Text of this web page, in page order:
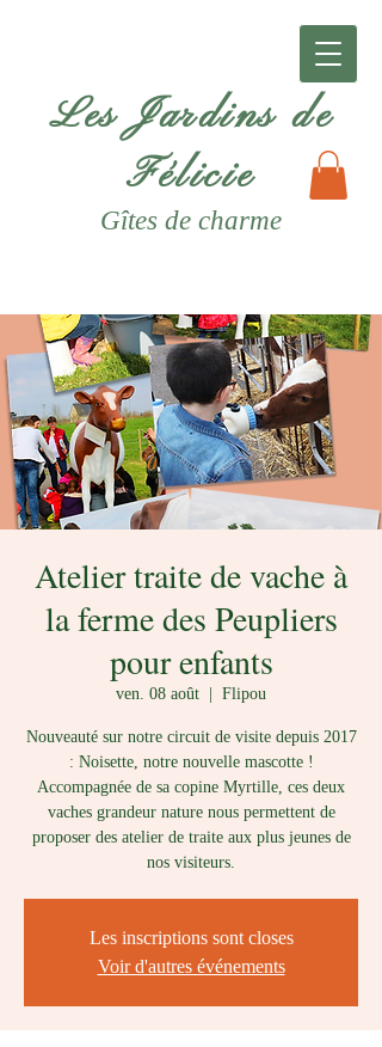
Les Jardins de
Félicie
Gîtes de charme
Atelier traite de vache à
la ferme des Peupliers
pour enfants
ven. 08 août Flipou
Nouveauté sur notre circuit de visite depuis 2017
: Noisette, notre nouvelle mascotte !
Accompagnée de sa copine Myrtille, ces deux
vaches grandeur nature nous permettent de
proposer des atelier de traite aux plus jeunes de
nos visiteurs.
Les inscriptions sont closes
Voir d'autres événements